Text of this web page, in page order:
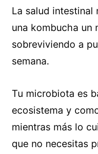
La salud intestinal
una kombucha un
sobreviviendo a
semana.
Tu microbiota es
ecosistema y
mientras más lo
que no necesitas